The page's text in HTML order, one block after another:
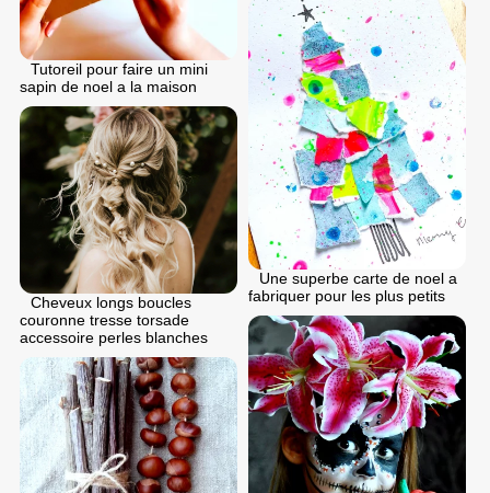
Tutoreil pour faire un mini
sapin de noel a la maison
Une superbe carte de noel a
fabriquer pour les plus petits
Cheveux longs boucles
couronne tresse torsade
accessoire perles blanches